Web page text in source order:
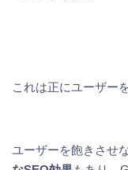
これは正にユーザー
ユーザーを飽きさせ